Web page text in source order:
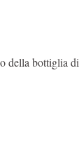
della bottiglia di